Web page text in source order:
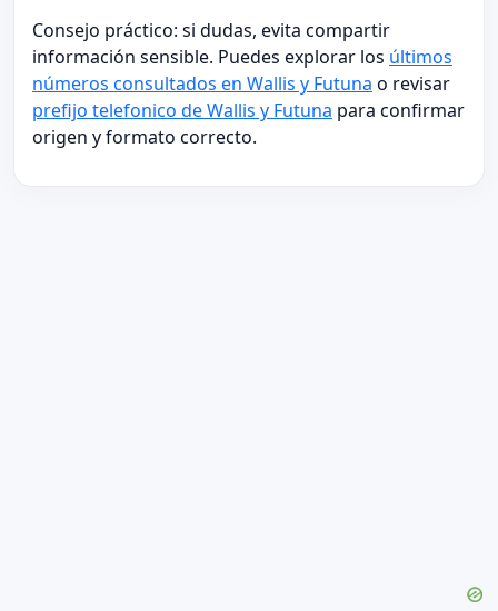
Consejo práctico: si dudas, evita compartir
información sensible. Puedes explorar los últimos
números consultados en Wallis y Futuna o revisar
prefijo telefonico de Wallis y Futuna para confirmar
origen y formato correcto.